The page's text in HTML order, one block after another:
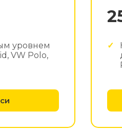
уровнем
VW Polo,